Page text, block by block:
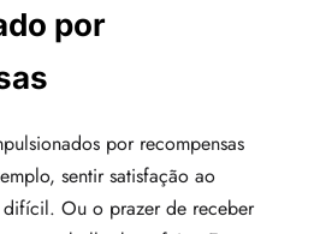
por
por recompensas
sentir satisfação ao
difícil. Ou o prazer de receber